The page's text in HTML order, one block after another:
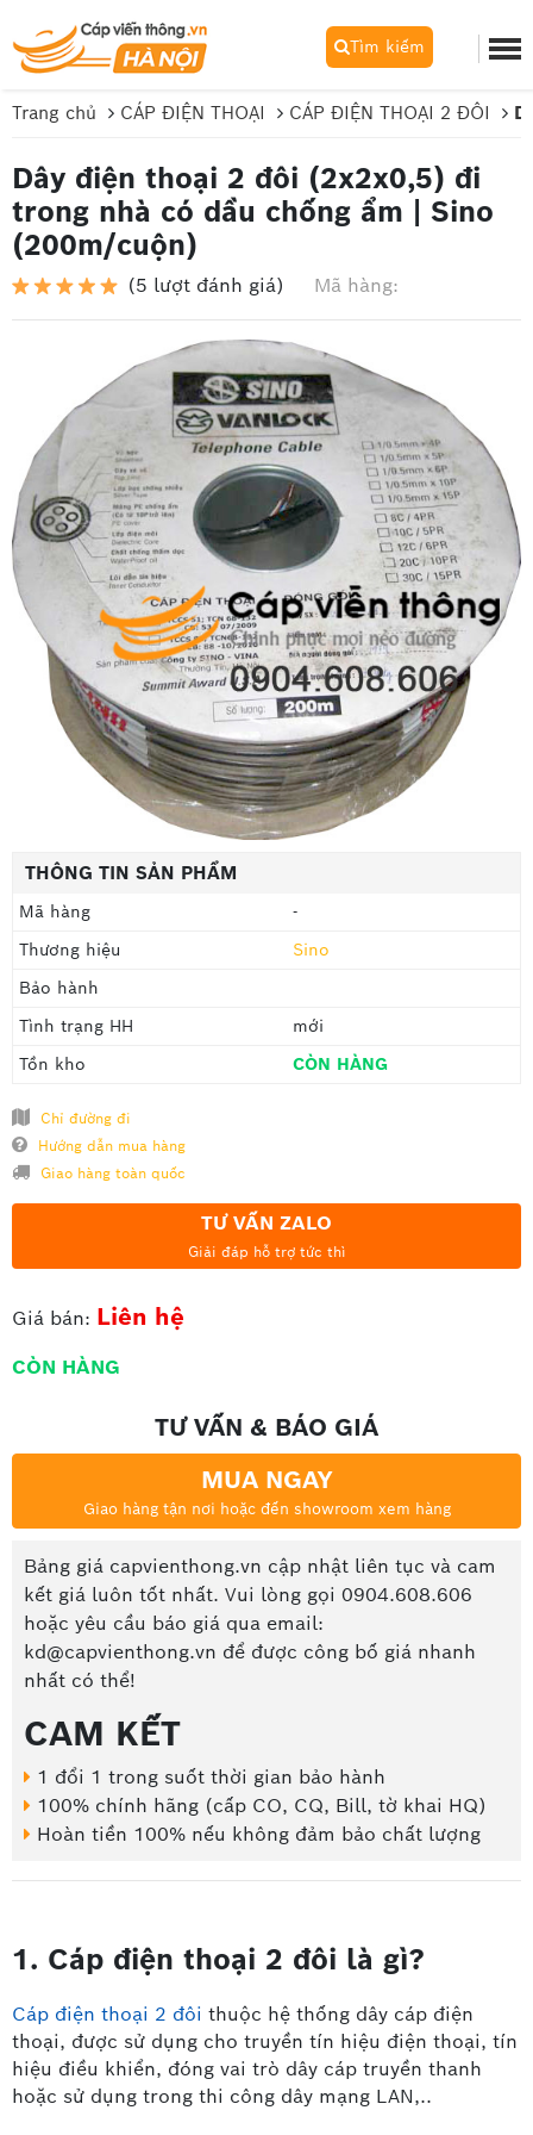
Tìm kiếm
Trang chủ CÁP ĐIỆN THOẠI CÁP ĐIỆN THOẠI 2 ĐÔI
Dây điện thoại 2 đôi (2x2x0,5) đi
trong nhà có dầu chống ẩm | Sino
(200m/cuộn)
(5 lượt đánh giá) Mã hàng:
THÔNG TIN SẢN PHẨM
Mã hàng
-
Thương hiệu
Sino
Bảo hành
Tình trạng HH
mới
Tồn kho
CÒN HÀNG
Chỉ đường đi
Hướng dẫn mua hàng
Giao hàng toàn quốc
TƯ VẤN ZALO
Giải đáp hỗ trợ tức thì
Giá bán: Liên hệ
CÒN HÀNG
TƯ VẤN & BÁO GIÁ
MUA NGAY
Giao hàng tận nơi hoặc đến showroom xem hàng
Bảng giá capvienthong.vn cập nhật liên tục và cam
kết giá luôn tốt nhất. Vui lòng gọi 0904.608.606
hoặc yêu cầu báo giá qua email:
kd@capvienthong.vn để được công bố giá nhanh
nhất có thể!
CAM KẾT
1 đổi 1 trong suốt thời gian bảo hành
100% chính hãng (cấp CO, CQ, Bill, tờ khai HQ)
Hoàn tiền 100% nếu không đảm bảo chất lượng
1. Cáp điện thoại 2 đôi là gì?
Cáp điện thoại 2 đôi thuộc hệ thống dây cáp điện
thoại, được sử dụng cho truyền tín hiệu điện thoại, tín
hiệu điều khiển, đóng vai trò dây cáp truyền thanh
hoặc sử dụng trong thi công dây mạng LAN,..